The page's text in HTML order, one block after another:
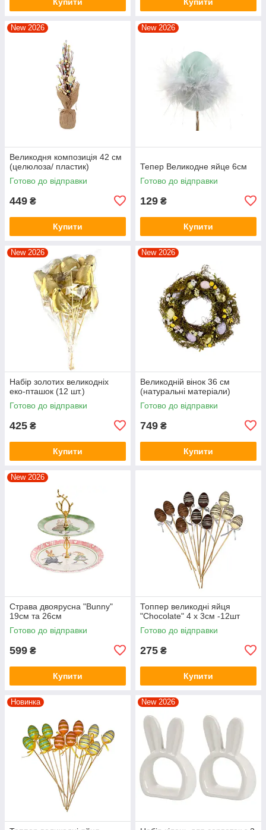
New 2026
Великодня композиція 42 см
(целюлоза/ пластик)
Готово до відправки
449 ₴
Купити
New 2026
Тепер Великодне яйце 6см
Готово до відправки
129 ₴
Купити
New 2026
Набір золотих великодніх
еко-пташок (12 шт.)
Готово до відправки
425 ₴
Купити
New 2026
Великодній вінок 36 см
(натуральні матеріали)
Готово до відправки
749 ₴
Купити
New 2026
Страва двоярусна "Bunny"
19см та 26см
Готово до відправки
599 ₴
Купити
Топпер великодні яйця
"Chocolate" 4 х 3см -12шт
Готово до відправки
275 ₴
Купити
Новинка New 2026